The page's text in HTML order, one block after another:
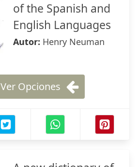
of the Spanish and
English Languages
Autor: Henry Neuman
Ver Opciones